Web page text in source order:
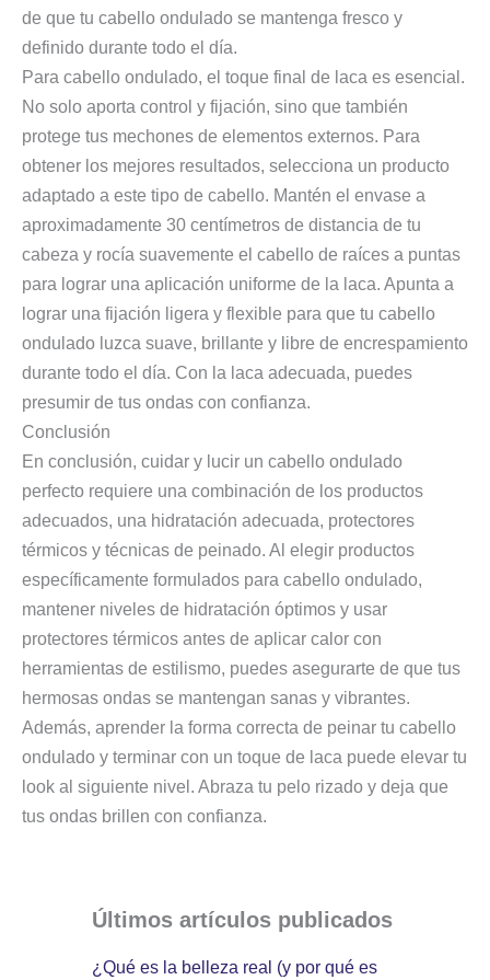
de que tu cabello ondulado se mantenga fresco y
definido durante todo el día.
Para cabello ondulado, el toque final de laca es esencial.
No solo aporta control y fijación, sino que también
protege tus mechones de elementos externos. Para
obtener los mejores resultados, selecciona un producto
adaptado a este tipo de cabello. Mantén el envase a
aproximadamente 30 centímetros de distancia de tu
cabeza y rocía suavemente el cabello de raíces a puntas
para lograr una aplicación uniforme de la laca. Apunta a
lograr una fijación ligera y flexible para que tu cabello
ondulado luzca suave, brillante y libre de encrespamiento
durante todo el día. Con la laca adecuada, puedes
presumir de tus ondas con confianza.
Conclusión
En conclusión, cuidar y lucir un cabello ondulado
perfecto requiere una combinación de los productos
adecuados, una hidratación adecuada, protectores
térmicos y técnicas de peinado. Al elegir productos
específicamente formulados para cabello ondulado,
mantener niveles de hidratación óptimos y usar
protectores térmicos antes de aplicar calor con
herramientas de estilismo, puedes asegurarte de que tus
hermosas ondas se mantengan sanas y vibrantes.
Además, aprender la forma correcta de peinar tu cabello
ondulado y terminar con un toque de laca puede elevar tu
look al siguiente nivel. Abraza tu pelo rizado y deja que
tus ondas brillen con confianza.
Últimos artículos publicados
¿Qué es la belleza real (y por qué es